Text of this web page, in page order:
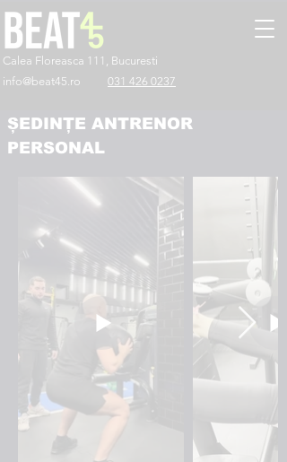
Calea Floreasca 111, Bucuresti
info@beat45.ro
031 426 0237
ȘEDINȚE ANTRENOR
PERSONAL